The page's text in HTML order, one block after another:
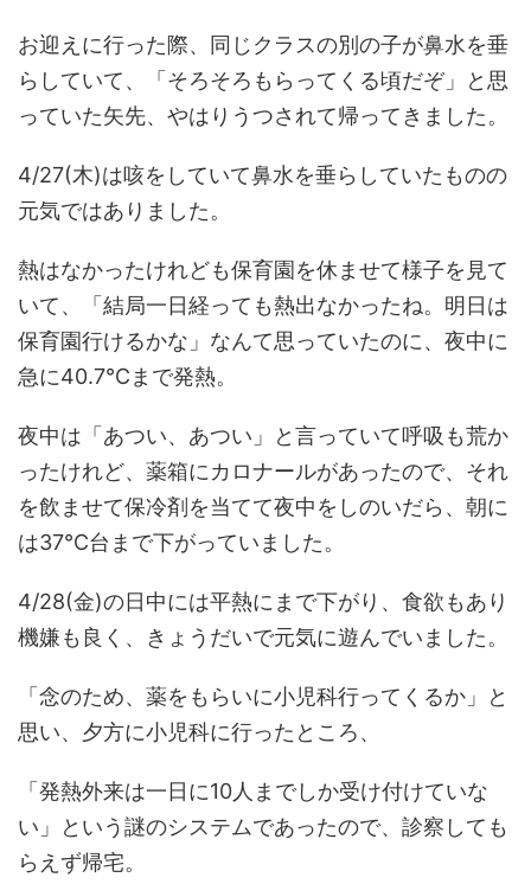
お迎えに行った際、同じクラスの別の子が鼻水を垂
らしていて、「そろそろもらってくる頃だぞ」と思
っていた矢先、やはりうつされて帰ってきました。
4/27(木)は咳をしていて鼻水を垂らしていたものの
元気ではありました。
熱はなかったけれども保育園を休ませて様子を見て
いて、「結局一日経っても熱出なかったね。明日は
保育園行けるかな」なんて思っていたのに、夜中に
急に40.7℃まで発熱。
夜中は「あつい、あつい」と言っていて呼吸も荒か
ったけれど、薬箱にカロナールがあったので、それ
を飲ませて保冷剤を当てて夜中をしのいだら、朝に
は37℃台まで下がっていました。
4/28(金)の日中には平熱にまで下がり、食欲もあり
機嫌も良く、きょうだいで元気に遊んでいました。
「念のため、薬をもらいに小児科行ってくるか」と
思い、夕方に小児科に行ったところ、
「発熱外来は一日に10人までしか受け付けていな
い」という謎のシステムであったので、診察しても
らえず帰宅。